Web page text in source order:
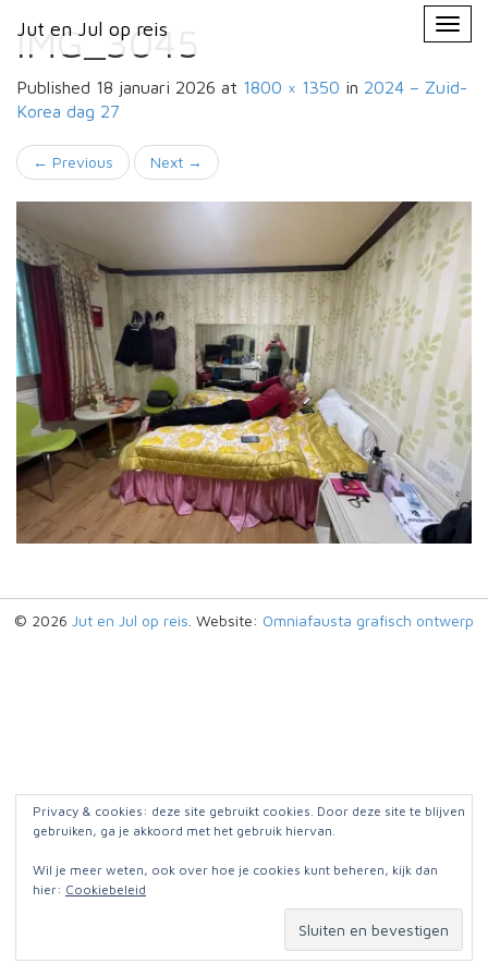
Jut en Jul op reis
Primary
Menu
Jut en Jul op reis
IMG_3045
Published 18 januari 2026 at 1800 × 1350 in 2024 – Zuid-
Korea dag 27
← Previous Next →
© 2026 Jut en Jul op reis . Website: Omniafausta grafisch ontwerp
Privacy & cookies: deze site gebruikt cookies. Door deze site te blijven
gebruiken, ga je akkoord met het gebruik hiervan.
Wil je meer weten, ook over hoe je cookies kunt beheren, kijk dan
hier: Cookiebeleid